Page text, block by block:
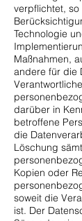
verpflichtet,
Technologie
Maßnahmen,
andere für die
darüber in
betroffene
die
Löschung
Kopien oder
soweit die
ist. Der